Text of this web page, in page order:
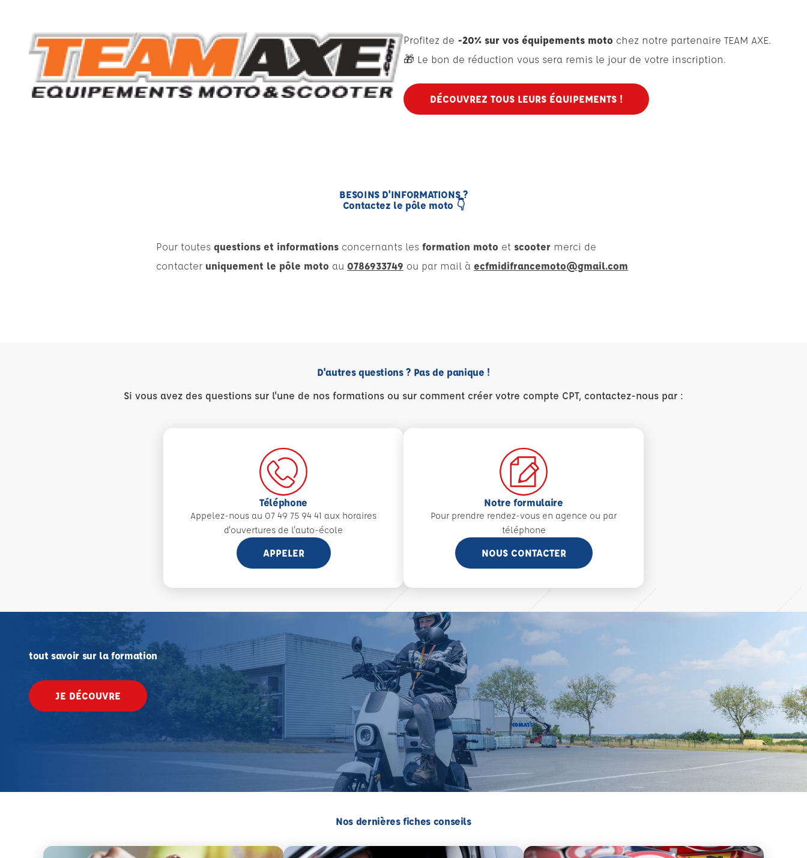
Profitez de -20% sur vos équipements moto chez notre partenaire TEAM AXE.
🎁 Le bon de réduction vous sera remis le jour de votre inscription.
DÉCOUVREZ TOUS LEURS ÉQUIPEMENTS !
BESOINS D'INFORMATIONS ?
Contactez le pôle moto 👇
Pour toutes questions et informations concernants les formation moto et scooter merci de
contacter uniquement le pôle moto au 0786933749 ou par mail à ecfmidifrancemoto@gmail.com
D'autres questions ? Pas de panique !
Si vous avez des questions sur l'une de nos formations ou sur comment créer votre compte CPT, contactez-nous par :
Téléphone
Appelez-nous au 07 49 75 94 41 aux horaires
d'ouvertures de l'auto-école
APPELER
Notre formulaire
Pour prendre rendez-vous en agence ou par
téléphone
NOUS CONTACTER
tout savoir sur la formation
JE DÉCOUVRE
Nos dernières fiches conseils